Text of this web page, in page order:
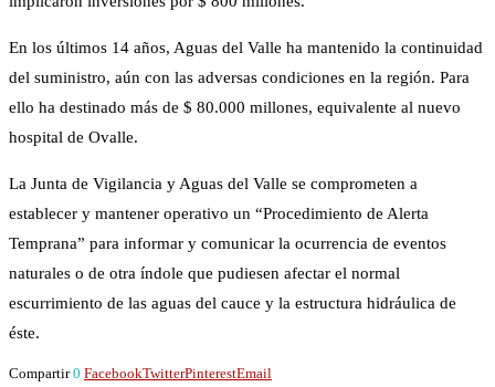
En los últimos 14 años, Aguas del Valle ha mantenido la continuidad
del suministro, aún con las adversas condiciones en la región. Para
ello ha destinado más de $ 80.000 millones, equivalente al nuevo
hospital de Ovalle.
La Junta de Vigilancia y Aguas del Valle se comprometen a
establecer y mantener operativo un “Procedimiento de Alerta
Temprana” para informar y comunicar la ocurrencia de eventos
naturales o de otra índole que pudiesen afectar el normal
escurrimiento de las aguas del cauce y la estructura hidráulica de
éste.
Compartir 0 FacebookTwitterPinterestEmail